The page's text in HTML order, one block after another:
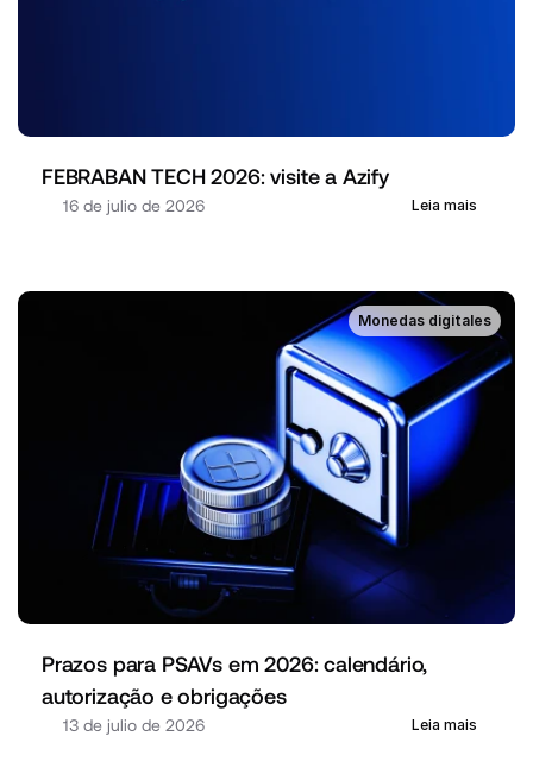
FEBRABAN TECH 2026: visite a Azify
16 de julio de 2026 Leia mais
Monedas digitales
Prazos para PSAVs em 2026: calendário,
autorização e obrigações
13 de julio de 2026 Leia mais